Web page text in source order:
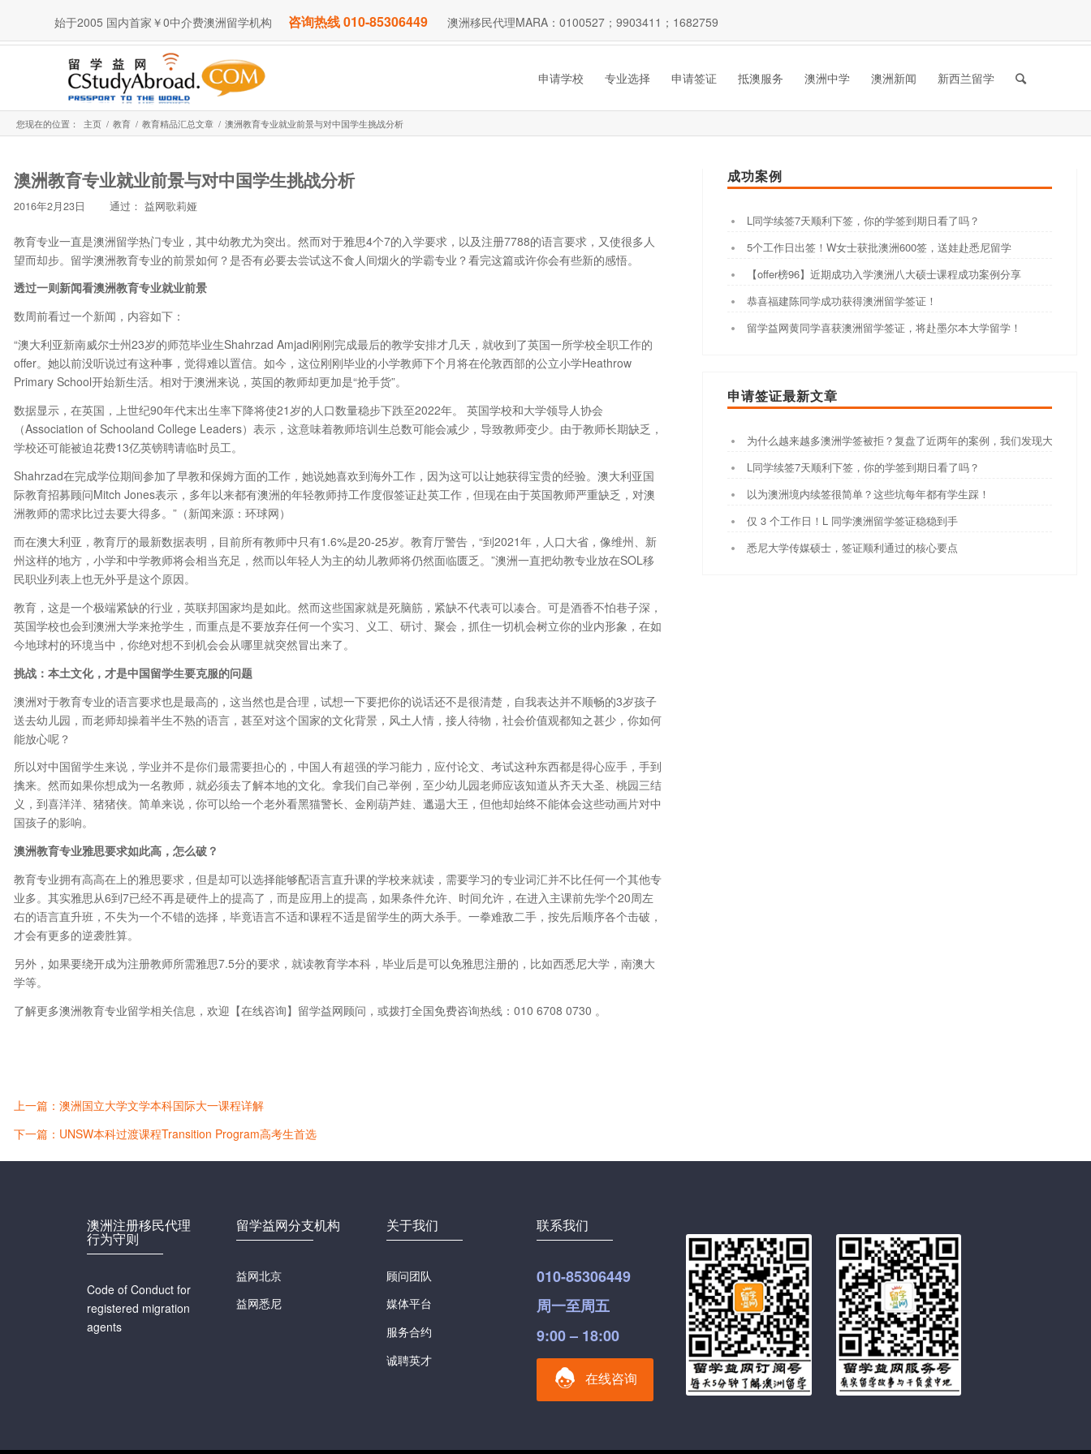
始于2005 国内首家￥0中介费澳洲留学机构 咨询热线 010-85306449 澳洲移民代理MARA：0100527；9903411；1682759
申请学校 专业选择 申请签证 抵澳服务 澳洲中学 澳洲新闻 新西兰留学
您现在的位置： 主页 / 教育 / 教育精品汇总文章 / 澳洲教育专业就业前景与对中国学生挑战分析
澳洲教育专业就业前景与对中国学生挑战分析
2016年2月23日 通过： 益网歌莉娅
教育专业一直是澳洲留学热门专业，其中幼教尤为突出。然而对于雅思4个7的入学要求，以及注册7788的语言要求，又使很多人
望而却步。留学澳洲教育专业的前景如何？是否有必要去尝试这不食人间烟火的学霸专业？看完这篇或许你会有些新的感悟。
透过一则新闻看澳洲教育专业就业前景
数周前看过一个新闻，内容如下：
“澳大利亚新南威尔士州23岁的师范毕业生Shahrzad Amjadi刚刚完成最后的教学安排才几天，就收到了英国一所学校全职工作的
offer。她以前没听说过有这种事，觉得难以置信。如今，这位刚刚毕业的小学教师下个月将在伦敦西部的公立小学Heathrow
Primary School开始新生活。相对于澳洲来说，英国的教师却更加是“抢手货”。
数据显示，在英国，上世纪90年代末出生率下降将使21岁的人口数量稳步下跌至2022年。 英国学校和大学领导人协会
（Association of Schooland College Leaders）表示，这意味着教师培训生总数可能会减少，导致教师变少。由于教师长期缺乏，
学校还可能被迫花费13亿英镑聘请临时员工。
Shahrzad在完成学位期间参加了早教和保姆方面的工作，她说她喜欢到海外工作，因为这可以让她获得宝贵的经验。澳大利亚国
际教育招募顾问Mitch Jones表示，多年以来都有澳洲的年轻教师持工作度假签证赴英工作，但现在由于英国教师严重缺乏，对澳
洲教师的需求比过去要大得多。”（新闻来源：环球网）
而在澳大利亚，教育厅的最新数据表明，目前所有教师中只有1.6%是20-25岁。教育厅警告，“到2021年，人口大省，像维州、新
州这样的地方，小学和中学教师将会相当充足，然而以年轻人为主的幼儿教师将仍然面临匮乏。”澳洲一直把幼教专业放在SOL移
民职业列表上也无外乎是这个原因。
教育，这是一个极端紧缺的行业，英联邦国家均是如此。然而这些国家就是死脑筋，紧缺不代表可以凑合。可是酒香不怕巷子深，
英国学校也会到澳洲大学来抢学生，而重点是不要放弃任何一个实习、义工、研讨、聚会，抓住一切机会树立你的业内形象，在如
今地球村的环境当中，你绝对想不到机会会从哪里就突然冒出来了。
挑战：本土文化，才是中国留学生要克服的问题
澳洲对于教育专业的语言要求也是最高的，这当然也是合理，试想一下要把你的说话还不是很清楚，自我表达并不顺畅的3岁孩子
送去幼儿园，而老师却操着半生不熟的语言，甚至对这个国家的文化背景，风土人情，接人待物，社会价值观都知之甚少，你如何
能放心呢？
所以对中国留学生来说，学业并不是你们最需要担心的，中国人有超强的学习能力，应付论文、考试这种东西都是得心应手，手到
擒来。然而如果你想成为一名教师，就必须去了解本地的文化。拿我们自己举例，至少幼儿园老师应该知道从齐天大圣、桃园三结
义，到喜洋洋、猪猪侠。简单来说，你可以给一个老外看黑猫警长、金刚葫芦娃、邋遢大王，但他却始终不能体会这些动画片对中
国孩子的影响。
澳洲教育专业雅思要求如此高，怎么破？
教育专业拥有高高在上的雅思要求，但是却可以选择能够配语言直升课的学校来就读，需要学习的专业词汇并不比任何一个其他专
业多。其实雅思从6到7已经不再是硬件上的提高了，而是应用上的提高，如果条件允许、时间允许，在进入主课前先学个20周左
右的语言直升班，不失为一个不错的选择，毕竟语言不适和课程不适是留学生的两大杀手。一拳难敌二手，按先后顺序各个击破，
才会有更多的逆袭胜算。
另外，如果要绕开成为注册教师所需雅思7.5分的要求，就读教育学本科，毕业后是可以免雅思注册的，比如西悉尼大学，南澳大
学等。
了解更多澳洲教育专业留学相关信息，欢迎【在线咨询】留学益网顾问，或拨打全国免费咨询热线：010 6708 0730 。
上一篇：澳洲国立大学文学本科国际大一课程详解
下一篇：UNSW本科过渡课程Transition Program高考生首选
成功案例
L同学续签7天顺利下签，你的学签到期日看了吗？
5个工作日出签！W女士获批澳洲600签，送娃赴悉尼留学
【offer榜96】近期成功入学澳洲八大硕士课程成功案例分享
恭喜福建陈同学成功获得澳洲留学签证！
留学益网黄同学喜获澳洲留学签证，将赴墨尔本大学留学！
申请签证最新文章
为什么越来越多澳洲学签被拒？复盘了近两年的案例，我们发现大家都踩
L同学续签7天顺利下签，你的学签到期日看了吗？
以为澳洲境内续签很简单？这些坑每年都有学生踩！
仅 3 个工作日！L 同学澳洲留学签证稳稳到手
悉尼大学传媒硕士，签证顺利通过的核心要点
澳洲注册移民代理
行为守则
Code of Conduct for
registered migration
agents
留学益网分支机构
益网北京
益网悉尼
关于我们
顾问团队
媒体平台
服务合约
诚聘英才
联系我们
010-85306449
周一至周五
9:00 – 18:00
在线咨询